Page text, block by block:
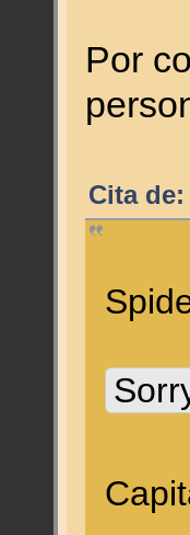
Por
Cita de: